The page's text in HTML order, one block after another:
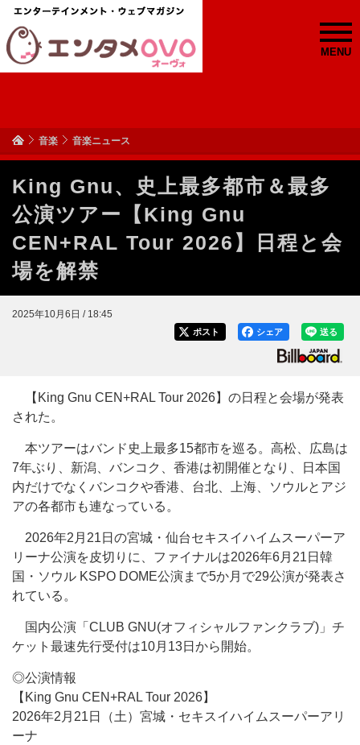
MENU
音楽 音楽ニュース
King Gnu、史上最多都市＆最多
公演ツアー【King Gnu
CEN+RAL Tour 2026】日程と会
場を解禁
2025年10月6日 / 18:45
送る
シェア
ポスト
【King Gnu CEN+RAL Tour 2026】の日程と会場が発表
された。
本ツアーはバンド史上最多15都市を巡る。高松、広島は
7年ぶり、新潟、バンコク、香港は初開催となり、日本国
内だけでなくバンコクや香港、台北、上海、ソウルとアジ
アの各都市も連なっている。
2026年2月21日の宮城・仙台セキスイハイムスーパーア
リーナ公演を皮切りに、ファイナルは2026年6月21日韓
国・ソウル KSPO DOME公演まで5か月で29公演が発表さ
れている。
国内公演「CLUB GNU(オフィシャルファンクラブ)」チ
ケット最速先行受付は10月13日から開始。
◎公演情報
【King Gnu CEN+RAL Tour 2026】
2026年2月21日（土）宮城・セキスイハイムスーパーアリ
ーナ